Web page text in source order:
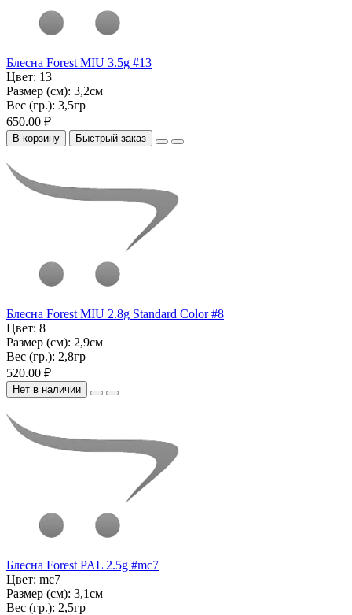
Блесна Forest MIU 3.5g #13
Цвет: 13
Размер (см): 3,2см
Вес (гр.): 3,5гр
650.00 ₽
В корзину Быстрый заказ
Блесна Forest MIU 2.8g Standard Color #8
Цвет: 8
Размер (см): 2,9см
Вес (гр.): 2,8гр
520.00 ₽
Нет в наличии
Блесна Forest PAL 2.5g #mc7
Цвет: mc7
Размер (см): 3,1см
Вес (гр.): 2,5гр